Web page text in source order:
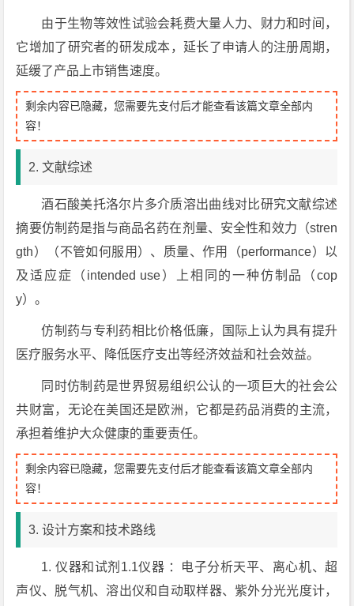
由于生物等效性试验会耗费大量人力、财力和时间，
它增加了研究者的研发成本，延长了申请人的注册周期，
延缓了产品上市销售速度。
剩余内容已隐藏，您需要先支付后才能查看该篇文章全部内
容！
2. 文献综述
酒石酸美托洛尔片多介质溶出曲线对比研究文献综述
摘要仿制药是指与商品名药在剂量、安全性和效力（stren
gth）（不管如何服用）、质量、作用（performance）以
及适应症（intended use）上相同的一种仿制品（cop
y）。
仿制药与专利药相比价格低廉，国际上认为具有提升
医疗服务水平、降低医疗支出等经济效益和社会效益。
同时仿制药是世界贸易组织公认的一项巨大的社会公
共财富，无论在美国还是欧洲，它都是药品消费的主流，
承担着维护大众健康的重要责任。
剩余内容已隐藏，您需要先支付后才能查看该篇文章全部内
容！
3. 设计方案和技术路线
1. 仪器和试剂1.1仪器 ：电子分析天平、离心机、超
声仪、脱气机、溶出仪和自动取样器、紫外分光光度计，